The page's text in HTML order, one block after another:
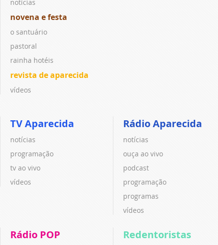
notícias
novena e festa
o santuário
pastoral
rainha hotéis
revista de aparecida
vídeos
TV Aparecida
notícias
programação
tv ao vivo
vídeos
Rádio Aparecida
notícias
ouça ao vivo
podcast
programação
programas
vídeos
Rádio POP Redentoristas